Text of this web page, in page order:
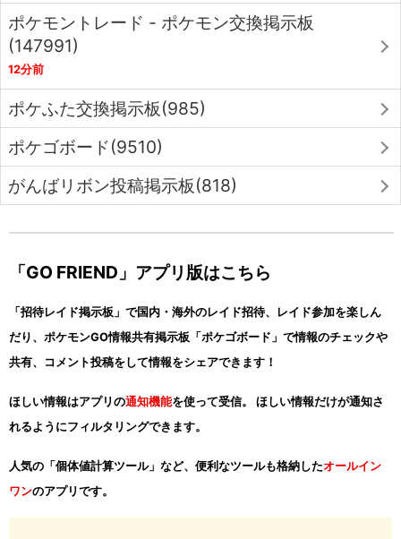
ポケモントレード - ポケモン交換掲示板
(147991)
12分前
ポケふた交換掲示板(985)
ポケゴボード(9510)
がんばリボン投稿掲示板(818)
「GO FRIEND」アプリ版はこちら
「招待レイド掲示板」で国内・海外のレイド招待、レイド参加を楽しん
だり、ポケモンGO情報共有掲示板「ポケゴボード」で情報のチェックや
共有、コメント投稿をして情報をシェアできます！
ほしい情報はアプリの通知機能を使って受信。 ほしい情報だけが通知さ
れるようにフィルタリングできます。
人気の「個体値計算ツール」など、便利なツールも格納したオールイン
ワンのアプリです。